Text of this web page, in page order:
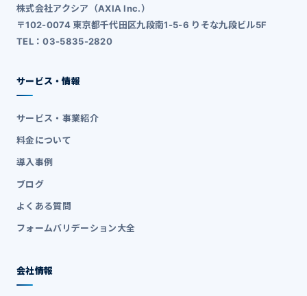
株式会社アクシア（AXIA Inc.）
〒102-0074 東京都千代田区九段南1-5-6 りそな九段ビル5F
TEL：03-5835-2820
サービス・情報
サービス・事業紹介
料金について
導入事例
ブログ
よくある質問
フォームバリデーション大全
会社情報